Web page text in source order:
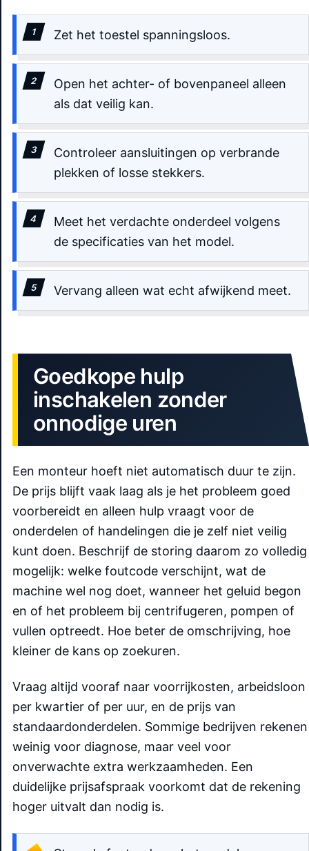
Zet het toestel spanningsloos.
Open het achter- of bovenpaneel alleen
als dat veilig kan.
Controleer aansluitingen op verbrande
plekken of losse stekkers.
Meet het verdachte onderdeel volgens
de specificaties van het model.
Vervang alleen wat echt afwijkend meet.
Goedkope hulp
inschakelen zonder
onnodige uren
Een monteur hoeft niet automatisch duur te zijn.
De prijs blijft vaak laag als je het probleem goed
voorbereidt en alleen hulp vraagt voor de
onderdelen of handelingen die je zelf niet veilig
kunt doen. Beschrijf de storing daarom zo volledig
mogelijk: welke foutcode verschijnt, wat de
machine wel nog doet, wanneer het geluid begon
en of het probleem bij centrifugeren, pompen of
vullen optreedt. Hoe beter de omschrijving, hoe
kleiner de kans op zoekuren.
Vraag altijd vooraf naar voorrijkosten, arbeidsloon
per kwartier of per uur, en de prijs van
standaardonderdelen. Sommige bedrijven rekenen
weinig voor diagnose, maar veel voor
onverwachte extra werkzaamheden. Een
duidelijke prijsafspraak voorkomt dat de rekening
hoger uitvalt dan nodig is.